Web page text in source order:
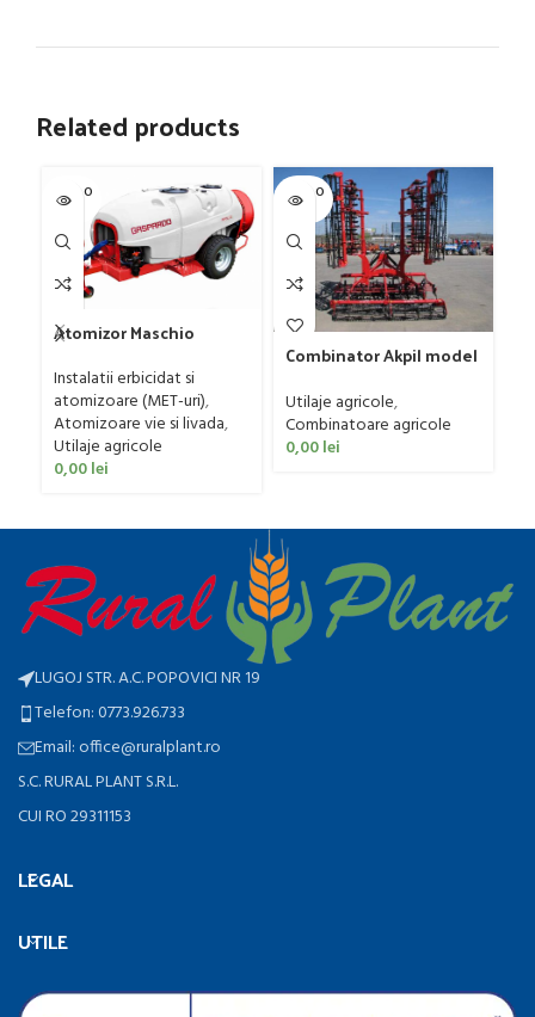
Related products
SOLD O
UT
Atomizor Maschio
Avant 1000/800/121 E
Instalatii erbicidat si
atomizoare (MET-uri),
Atomizoare vie si livada,
Utilaje agricole
0,00lei
SOLD O
UT
Combinator Akpil model
Utilaje agricole,
Combinatoare agricole
0,00lei
LUGOJ STR. A.C. POPOVICI NR 19
Telefon: 0773.926.733
Email: office@ruralplant.ro
S.C. RURAL PLANT S.R.L.
CUI RO 29311153
LEGAL
UTILE